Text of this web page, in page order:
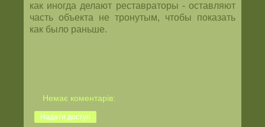
как иногда делают реставраторы - оставляют
часть объекта не тронутым, чтобы показать
как было раньше.
Немає коментарів:
Надати доступ